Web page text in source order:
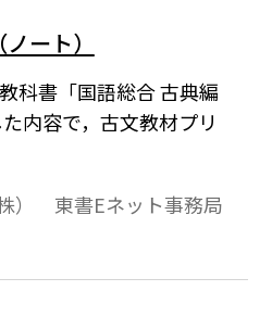
ート）
科書「国語総合 古典編
内容で，古文教材プリ
） 東書Eネット事務局